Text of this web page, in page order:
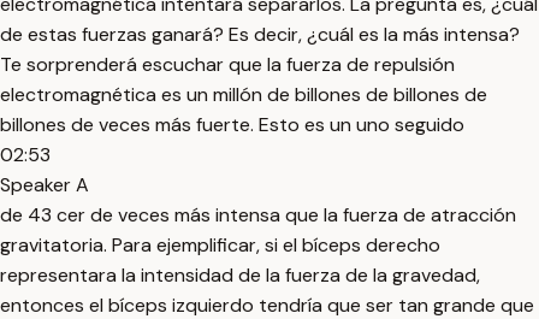
de estas fuerzas ganará? Es decir, ¿cuál es la más intensa?
Te sorprenderá escuchar que la fuerza de repulsión
electromagnética es un millón de billones de billones de
billones de veces más fuerte. Esto es un uno seguido
02:53
Speaker A
de 43 cer de veces más intensa que la fuerza de atracción
gravitatoria. Para ejemplificar, si el bíceps derecho
representara la intensidad de la fuerza de la gravedad,
entonces el bíceps izquierdo tendría que ser tan grande que